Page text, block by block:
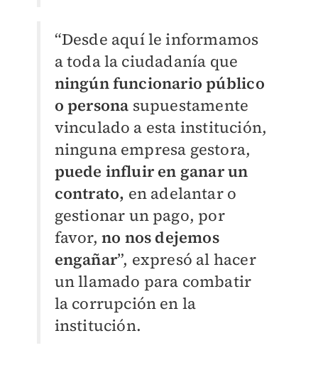
“Desde aquí le informamos
a toda la ciudadanía que
ningún funcionario público
o persona supuestamente
vinculado a esta institución,
ninguna empresa gestora,
puede influir en ganar un
contrato, en adelantar o
gestionar un pago, por
favor, no nos dejemos
engañar”, expresó al hacer
un llamado para combatir
la corrupción en la
institución.